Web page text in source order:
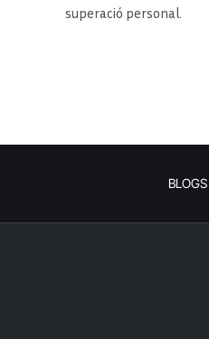
superació personal.
BLOGS